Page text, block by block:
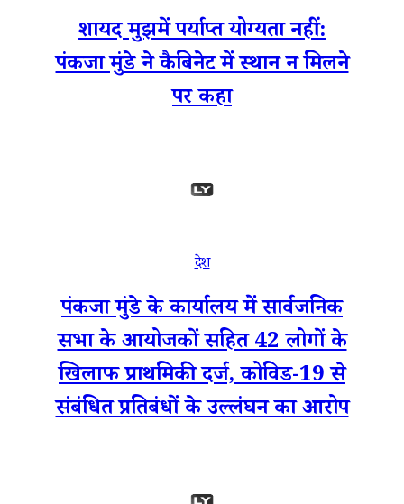
शायद मुझमें पर्याप्त योग्यता नहीं:
पंकजा मुंडे ने कैबिनेट में स्थान न मिलने
पर कहा
देश
पंकजा मुंडे के कार्यालय में सार्वजनिक
सभा के आयोजकों सहित 42 लोगों के
खिलाफ प्राथमिकी दर्ज, कोविड-19 से
संबंधित प्रतिबंधों के उल्लंघन का आरोप